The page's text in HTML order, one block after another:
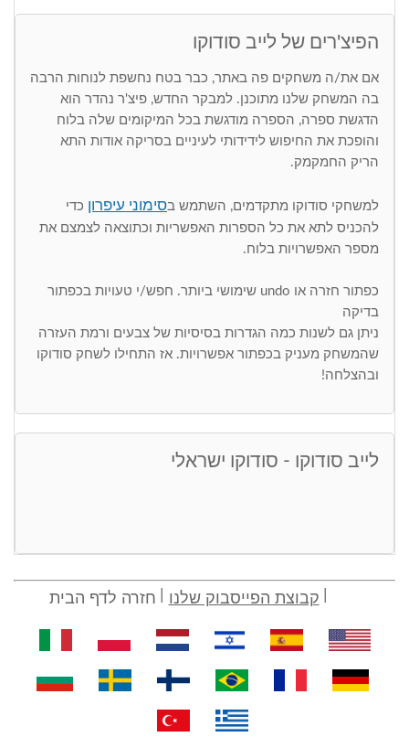
הפיצ'רים של לייב סודוקו
אם את/ה משחקים פה באתר, כבר בטח נחשפת לנוחות הרבה
בה המשחק שלנו מתוכנן. למבקר החדש, פיצ'ר נהדר הוא
הדגשת ספרה, הספרה מודגשת בכל המיקומים שלה בלוח
והופכת את החיפוש לידידותי לעיניים בסריקה אודות התא
הריק החמקמק.
למשחקי סודוקו מתקדמים, השתמש בסימוני עיפרון כדי
להכניס לתא את כל הספרות האפשריות וכתוצאה לצמצם את
מספר האפשרויות בלוח.
כפתור חזרה או undo שימושי ביותר. חפש/י טעויות בכפתור
בדיקה
ניתן גם לשנות כמה הגדרות בסיסיות של צבעים ורמת העזרה
שהמשחק מעניק בכפתור אפשרויות. אז התחילו לשחק סודוקו
ובהצלחה!
לייב סודוקו - סודוקו ישראלי
קבוצת הפייסבוק שלנו חזרה לדף הבית